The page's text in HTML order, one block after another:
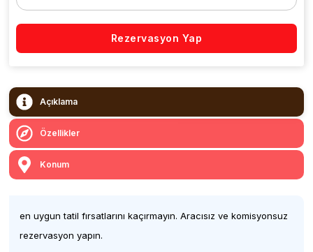
Rezervasyon Yap
Açıklama
Özellikler
Konum
en uygun tatil fırsatlarını kaçırmayın. Aracısız ve komisyonsuz
rezervasyon yapın.